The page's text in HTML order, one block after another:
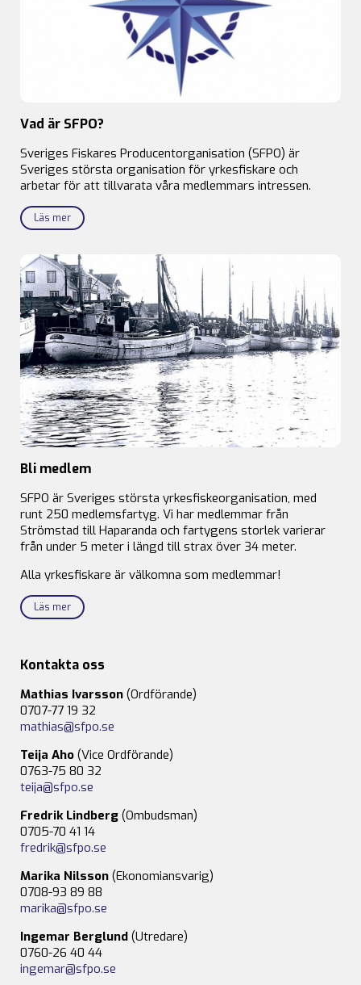
Vad är SFPO?
Sveriges Fiskares Producentorganisation (SFPO) är
Sveriges största organisation för yrkesfiskare och
arbetar för att tillvarata våra medlemmars intressen.
Läs mer
Bli medlem
SFPO är Sveriges största yrkesfiskeorganisation, med
runt 250 medlemsfartyg. Vi har medlemmar från
Strömstad till Haparanda och fartygens storlek varierar
från under 5 meter i längd till strax över 34 meter.
Alla yrkesfiskare är välkomna som medlemmar!
Läs mer
Kontakta oss
Mathias Ivarsson (Ordförande)
0707-77 19 32
mathias@sfpo.se
Teija Aho (Vice Ordförande)
0763-75 80 32
teija@sfpo.se
Fredrik Lindberg (Ombudsman)
0705-70 41 14
fredrik@sfpo.se
Marika Nilsson (Ekonomiansvarig)
0708-93 89 88
marika@sfpo.se
Ingemar Berglund (Utredare)
0760-26 40 44
ingemar@sfpo.se